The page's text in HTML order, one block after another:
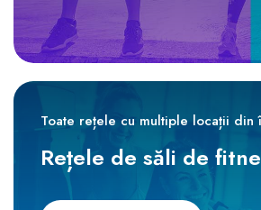
Toate rețele cu multiple locații din
Rețele de săli de